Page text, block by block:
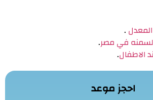
.
في مصر.
الاطفال.
احجز موعد